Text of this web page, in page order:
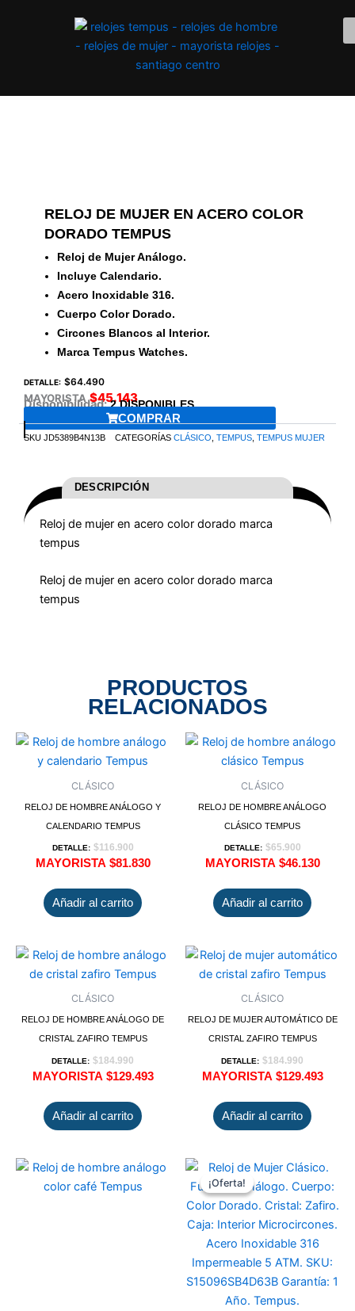
RELOJ DE MUJER EN ACERO COLOR
DORADO TEMPUS
Reloj de Mujer Análogo.
Incluye Calendario.
Acero Inoxidable 316.
Cuerpo Color Dorado.
Circones Blancos al Interior.
Marca Tempus Watches.
DETALLE: $64.490
MAYORISTA $45.143
Disponibilidad: 2 DISPONIBLES
COMPRAR
SKU JD5389B4N13B CATEGORÍAS CLÁSICO TEMPUS TEMPUS MUJER
DESCRIPCIÓN
Reloj de mujer en acero color dorado marca
tempus
Reloj de mujer en acero color dorado marca
tempus
PRODUCTOS
RELACIONADOS
CLÁSICO
RELOJ DE HOMBRE ANÁLOGO Y
CALENDARIO TEMPUS
DETALLE: $116.900
MAYORISTA $81.830
Añadir al carrito
CLÁSICO
RELOJ DE HOMBRE ANÁLOGO
CLÁSICO TEMPUS
DETALLE: $65.900
MAYORISTA $46.130
Añadir al carrito
CLÁSICO
RELOJ DE HOMBRE ANÁLOGO DE
CRISTAL ZAFIRO TEMPUS
DETALLE: $184.990
MAYORISTA $129.493
Añadir al carrito
CLÁSICO
RELOJ DE MUJER AUTOMÁTICO DE
CRISTAL ZAFIRO TEMPUS
DETALLE: $184.990
MAYORISTA $129.493
Añadir al carrito
¡Oferta!
¡Oferta!